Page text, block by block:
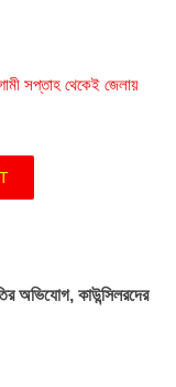
সপ্তাহ থেকেই জেলায়
অভিযোগ, কাউন্সিলরদের